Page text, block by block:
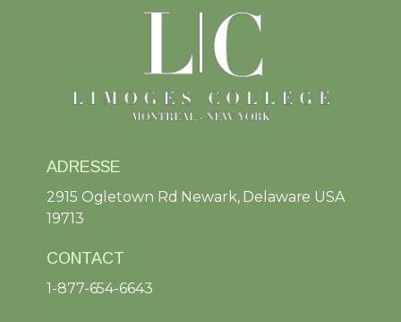
ADRESSE
2915 Ogletown Rd Newark, Delaware USA
19713
CONTACT
1-877-654-6643